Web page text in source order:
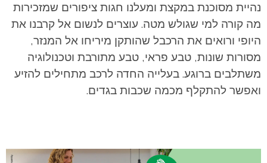
נהיית מסוכנת במקצת ומעלנו חגות ציפורים שמזכירות
מה קורה למי שגולש מטה. עוצרים לנשום אל קרבנו את
היופי ורואים את הרכבל שהותקן מיריחו אל המנזר,
מסורות שונות, טבע פראי, טבע מתורבת וטכנולוגיה
משתלבים ברוגע. בעלייה החדה לרכב מתחילים להזיע
ואפשר להתקלף מכמה שכבות בגדים.